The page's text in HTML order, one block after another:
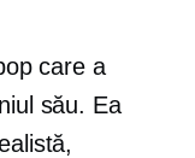
care a
său. Ea